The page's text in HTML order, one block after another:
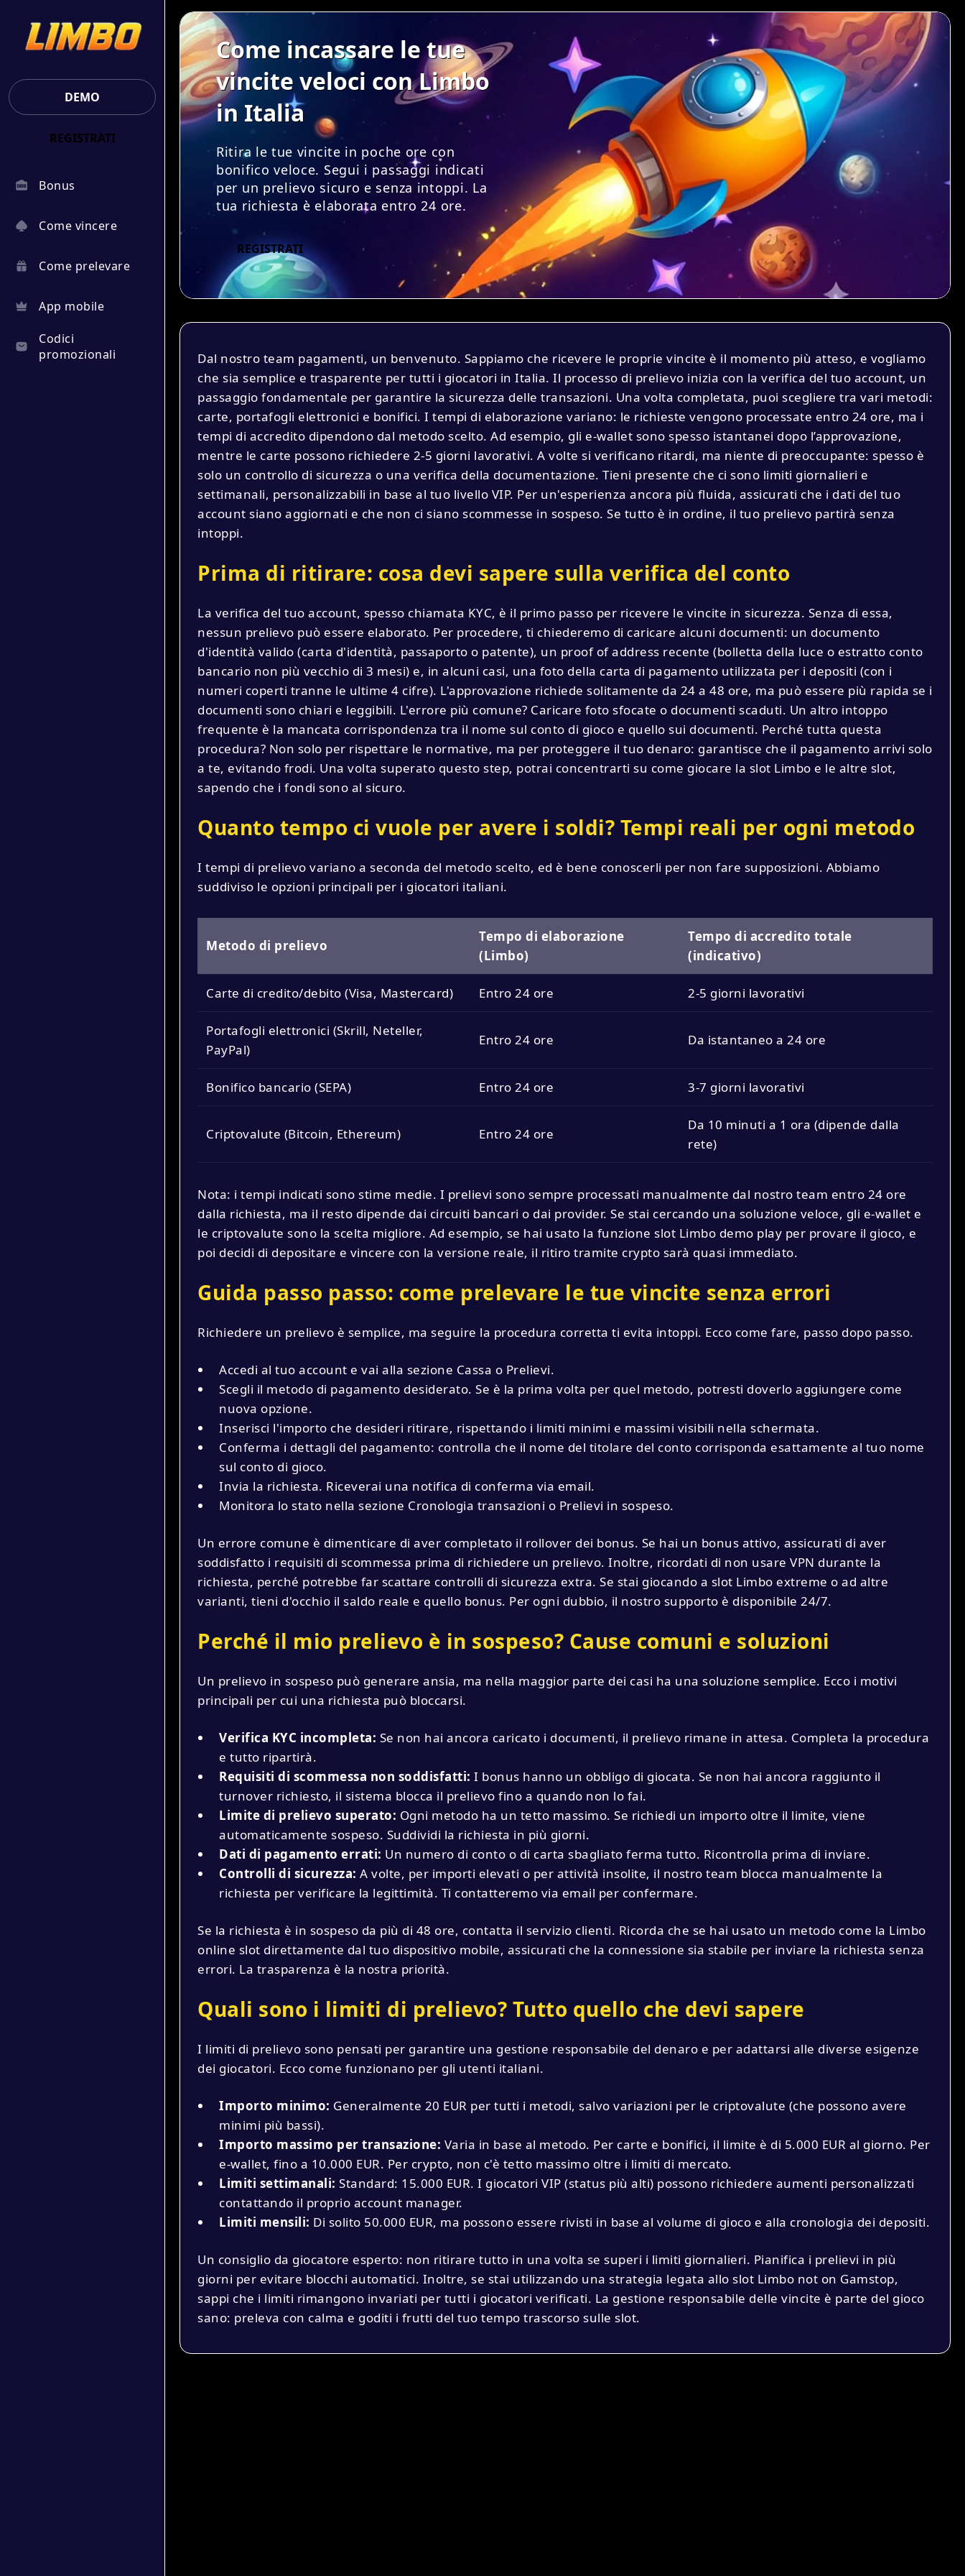
DEMO
REGISTRATI
Bonus
Come vincere
Come prelevare
App mobile
Codici
promozionali
Come incassare le tue
vincite veloci con Limbo
in Italia
Ritira le tue vincite in poche ore con
bonifico veloce. Segui i passaggi indicati
per un prelievo sicuro e senza intoppi. La
tua richiesta è elaborata entro 24 ore.
REGISTRATI
Dal nostro team pagamenti, un benvenuto. Sappiamo che ricevere le proprie vincite è il momento più atteso, e vogliamo
che sia semplice e trasparente per tutti i giocatori in Italia. Il processo di prelievo inizia con la verifica del tuo account, un
passaggio fondamentale per garantire la sicurezza delle transazioni. Una volta completata, puoi scegliere tra vari metodi:
carte, portafogli elettronici e bonifici. I tempi di elaborazione variano: le richieste vengono processate entro 24 ore, ma i
tempi di accredito dipendono dal metodo scelto. Ad esempio, gli e-wallet sono spesso istantanei dopo l’approvazione,
mentre le carte possono richiedere 2-5 giorni lavorativi. A volte si verificano ritardi, ma niente di preoccupante: spesso è
solo un controllo di sicurezza o una verifica della documentazione. Tieni presente che ci sono limiti giornalieri e
settimanali, personalizzabili in base al tuo livello VIP. Per un'esperienza ancora più fluida, assicurati che i dati del tuo
account siano aggiornati e che non ci siano scommesse in sospeso. Se tutto è in ordine, il tuo prelievo partirà senza
intoppi.
Prima di ritirare: cosa devi sapere sulla verifica del conto
La verifica del tuo account, spesso chiamata KYC, è il primo passo per ricevere le vincite in sicurezza. Senza di essa,
nessun prelievo può essere elaborato. Per procedere, ti chiederemo di caricare alcuni documenti: un documento
d'identità valido (carta d'identità, passaporto o patente), un proof of address recente (bolletta della luce o estratto conto
bancario non più vecchio di 3 mesi) e, in alcuni casi, una foto della carta di pagamento utilizzata per i depositi (con i
numeri coperti tranne le ultime 4 cifre). L'approvazione richiede solitamente da 24 a 48 ore, ma può essere più rapida se i
documenti sono chiari e leggibili. L'errore più comune? Caricare foto sfocate o documenti scaduti. Un altro intoppo
frequente è la mancata corrispondenza tra il nome sul conto di gioco e quello sui documenti. Perché tutta questa
procedura? Non solo per rispettare le normative, ma per proteggere il tuo denaro: garantisce che il pagamento arrivi solo
a te, evitando frodi. Una volta superato questo step, potrai concentrarti su come giocare la slot Limbo e le altre slot,
sapendo che i fondi sono al sicuro.
Quanto tempo ci vuole per avere i soldi? Tempi reali per ogni metodo
I tempi di prelievo variano a seconda del metodo scelto, ed è bene conoscerli per non fare supposizioni. Abbiamo
suddiviso le opzioni principali per i giocatori italiani.
Metodo di prelievo
Tempo di elaborazione
(Limbo)
Tempo di accredito totale
(indicativo)
Carte di credito/debito (Visa, Mastercard) Entro 24 ore 2-5 giorni lavorativi
Portafogli elettronici (Skrill, Neteller,
PayPal)
Entro 24 ore Da istantaneo a 24 ore
Bonifico bancario (SEPA) Entro 24 ore 3-7 giorni lavorativi
Criptovalute (Bitcoin, Ethereum) Entro 24 ore
Da 10 minuti a 1 ora (dipende dalla
rete)
Nota: i tempi indicati sono stime medie. I prelievi sono sempre processati manualmente dal nostro team entro 24 ore
dalla richiesta, ma il resto dipende dai circuiti bancari o dai provider. Se stai cercando una soluzione veloce, gli e-wallet e
le criptovalute sono la scelta migliore. Ad esempio, se hai usato la funzione slot Limbo demo play per provare il gioco, e
poi decidi di depositare e vincere con la versione reale, il ritiro tramite crypto sarà quasi immediato.
Guida passo passo: come prelevare le tue vincite senza errori
Richiedere un prelievo è semplice, ma seguire la procedura corretta ti evita intoppi. Ecco come fare, passo dopo passo.
Accedi al tuo account e vai alla sezione Cassa o Prelievi.
Scegli il metodo di pagamento desiderato. Se è la prima volta per quel metodo, potresti doverlo aggiungere come
nuova opzione.
Inserisci l'importo che desideri ritirare, rispettando i limiti minimi e massimi visibili nella schermata.
Conferma i dettagli del pagamento: controlla che il nome del titolare del conto corrisponda esattamente al tuo nome
sul conto di gioco.
Invia la richiesta. Riceverai una notifica di conferma via email.
Monitora lo stato nella sezione Cronologia transazioni o Prelievi in sospeso.
Un errore comune è dimenticare di aver completato il rollover dei bonus. Se hai un bonus attivo, assicurati di aver
soddisfatto i requisiti di scommessa prima di richiedere un prelievo. Inoltre, ricordati di non usare VPN durante la
richiesta, perché potrebbe far scattare controlli di sicurezza extra. Se stai giocando a slot Limbo extreme o ad altre
varianti, tieni d'occhio il saldo reale e quello bonus. Per ogni dubbio, il nostro supporto è disponibile 24/7.
Perché il mio prelievo è in sospeso? Cause comuni e soluzioni
Un prelievo in sospeso può generare ansia, ma nella maggior parte dei casi ha una soluzione semplice. Ecco i motivi
principali per cui una richiesta può bloccarsi.
Verifica KYC incompleta: Se non hai ancora caricato i documenti, il prelievo rimane in attesa. Completa la procedura
e tutto ripartirà.
Requisiti di scommessa non soddisfatti: I bonus hanno un obbligo di giocata. Se non hai ancora raggiunto il
turnover richiesto, il sistema blocca il prelievo fino a quando non lo fai.
Limite di prelievo superato: Ogni metodo ha un tetto massimo. Se richiedi un importo oltre il limite, viene
automaticamente sospeso. Suddividi la richiesta in più giorni.
Dati di pagamento errati: Un numero di conto o di carta sbagliato ferma tutto. Ricontrolla prima di inviare.
Controlli di sicurezza: A volte, per importi elevati o per attività insolite, il nostro team blocca manualmente la
richiesta per verificare la legittimità. Ti contatteremo via email per confermare.
Se la richiesta è in sospeso da più di 48 ore, contatta il servizio clienti. Ricorda che se hai usato un metodo come la Limbo
online slot direttamente dal tuo dispositivo mobile, assicurati che la connessione sia stabile per inviare la richiesta senza
errori. La trasparenza è la nostra priorità.
Quali sono i limiti di prelievo? Tutto quello che devi sapere
I limiti di prelievo sono pensati per garantire una gestione responsabile del denaro e per adattarsi alle diverse esigenze
dei giocatori. Ecco come funzionano per gli utenti italiani.
Importo minimo: Generalmente 20 EUR per tutti i metodi, salvo variazioni per le criptovalute (che possono avere
minimi più bassi).
Importo massimo per transazione: Varia in base al metodo. Per carte e bonifici, il limite è di 5.000 EUR al giorno. Per
e-wallet, fino a 10.000 EUR. Per crypto, non c'è tetto massimo oltre i limiti di mercato.
Limiti settimanali: Standard: 15.000 EUR. I giocatori VIP (status più alti) possono richiedere aumenti personalizzati
contattando il proprio account manager.
Limiti mensili: Di solito 50.000 EUR, ma possono essere rivisti in base al volume di gioco e alla cronologia dei depositi.
Un consiglio da giocatore esperto: non ritirare tutto in una volta se superi i limiti giornalieri. Pianifica i prelievi in più
giorni per evitare blocchi automatici. Inoltre, se stai utilizzando una strategia legata allo slot Limbo not on Gamstop,
sappi che i limiti rimangono invariati per tutti i giocatori verificati. La gestione responsabile delle vincite è parte del gioco
sano: preleva con calma e goditi i frutti del tuo tempo trascorso sulle slot.